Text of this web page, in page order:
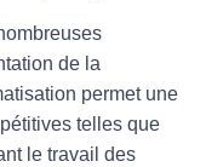
de la
permet une
telles que
le travail des